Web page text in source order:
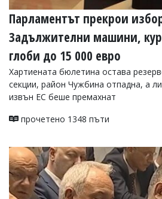
Парламентът прекрои
Задължителни машини,
глоби до 15 000 евро
Хартиената бюлетина остава
секции, район Чужбина отпадна, а
извън ЕС беше премахнат
прочетено 1348 пъти